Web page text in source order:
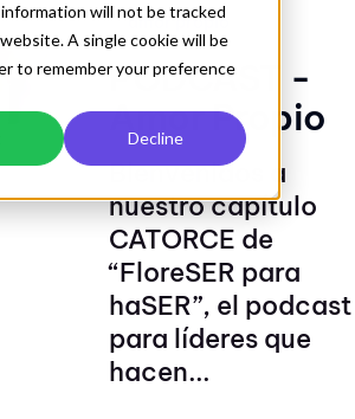
will not be tracked
A single cookie will be
to remember your preference
Decline
amor propio
PODCAST -
Amor Propio
Bienvenidos a
nuestro capítulo
CATORCE de
“FloreSER para
haSER”, el podcast
para líderes que
hacen...